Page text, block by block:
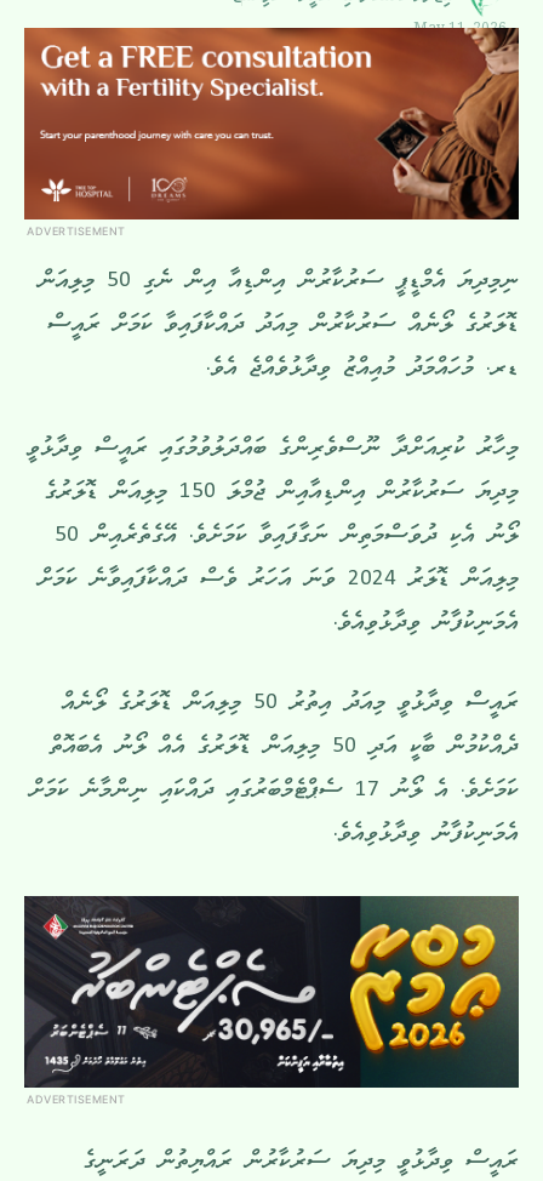
May 11, 2026
ADVERTISEMENT
ނިމިދިޔަ އެމްޑީޕީ ސަރުކާރުން އިންޑިއާ އިން ނެގި 50 މިލިއަން
ޑޮލަރުގެ ލޯނެއް ސަރުކާރުން މިއަދު ދައްކާފައިވާ ކަމަށް ރައީސް
ޑރ. މުހައްމަދު މުއިއްޒު ވިދާޅުވެއްޖެ އެވެ.
މިހާރު ކުރިއަށްދާ ނޫސްވެރިންގެ ބައްދަލުވުމުގައި ރައީސް ވިދާޅުވީ
މިދިޔަ ސަރުކާރުން އިންޑިއާއިން ޖުމްލަ 150 މިލިއަން ޑޮލަރުގެ
ލޯނު އެކި ދުވަސްމަތިން ނަގާފައިވާ ކަމަށެވެ. އޭގެތެރެއިން 50
މިލިއަން ޑޮލަރު 2024 ވަނަ އަހަރު ވެސް ދައްކާފައިވާނެ ކަމަށް
އެމަނިކުފާނު ވިދާޅުވިއެވެ.
ރައީސް ވިދާޅުވީ މިއަދު އިތުރު 50 މިލިއަން ޑޮލަރުގެ ލޯނެއް
ދެއްކުމުން ބާކީ އަދި 50 މިލިއަން ޑޮލަރުގެ އެއް ލޯނު އެބައޮތް
ކަމަށެވެ. އެ ލޯނު 17 ސެޕްޓެމްބަރުގައި ދައްކައި ނިންމާނެ ކަމަށް
އެމަނިކުފާނު ވިދާޅުވިއެވެ.
ADVERTISEMENT
ރައީސް ވިދާޅުވީ މިދިޔަ ސަރުކާރުން ރައްޔިތުން ދަރަނީގެ